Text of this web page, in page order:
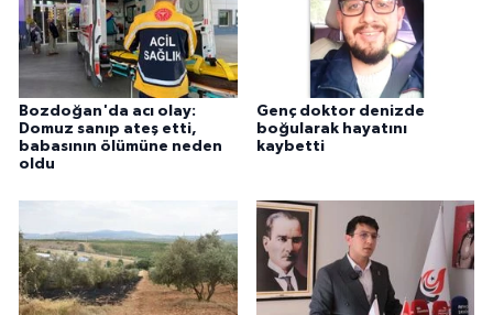
Bozdoğan'da acı olay:
Domuz sanıp ateş etti,
babasının ölümüne neden
oldu
Genç doktor denizde
boğularak hayatını
kaybetti